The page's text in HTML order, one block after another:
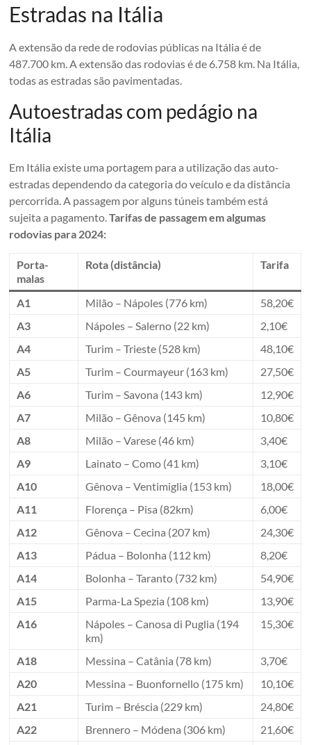
Estradas na Itália
A extensão da rede de rodovias públicas na Itália é de
487.700 km. A extensão das rodovias é de 6.758 km. Na Itália,
todas as estradas são pavimentadas.
Autoestradas com pedágio na
Itália
Em Itália existe uma portagem para a utilização das auto-
estradas dependendo da categoria do veículo e da distância
percorrida. A passagem por alguns túneis também está
sujeita a pagamento.Tarifas de passagem em algumas
rodovias para 2024:
Porta-
malas
Rota (distância) Tarifa
A1 Milão – Nápoles (776 km)
58,20€
A3
Nápoles – Salerno (22 km)
2,10€
A4
Turim – Trieste (528 km)
48,10€
A5
Turim – Courmayeur (163 km)
27,50€
A6
Turim – Savona (143 km)
12,90€
A7
Milão – Gênova (145 km)
10,80€
A8
Milão – Varese (46 km)
3,40€
A9
Lainato – Como (41 km)
3,10€
A10
Gênova – Ventimiglia (153 km)
18,00€
A11
Florença – Pisa (82km)
6,00€
A12
Gênova – Cecina (207 km)
24,30€
A13
Pádua – Bolonha (112 km)
8,20€
A14
Bolonha – Taranto (732 km)
54,90€
A15
Parma-La Spezia (108 km)
13,90€
A16
Nápoles – Canosa di Puglia (194
km)
15,30€
A18 Messina – Catânia (78 km)
3,70€
A20
Messina – Buonfornello (175 km)
10,10€
A21
Turim – Bréscia (229 km)
24,80€
A22
Brennero – Módena (306 km)
21,60€